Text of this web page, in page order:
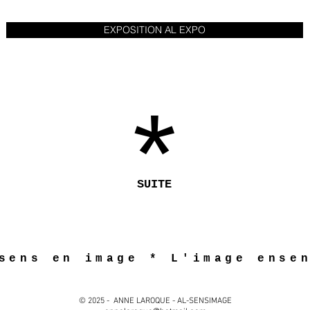
EXPOSITION AL EXPO
SUITE
*
en image * L'image
© 2025 - ANNE LAROQUE - AL-SENSIMAGE